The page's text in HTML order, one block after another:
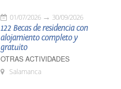
01/07/2026 30/09/2026
122 Becas de residencia con
alojamiento completo y
gratuito
OTRAS ACTIVIDADES
Salamanca